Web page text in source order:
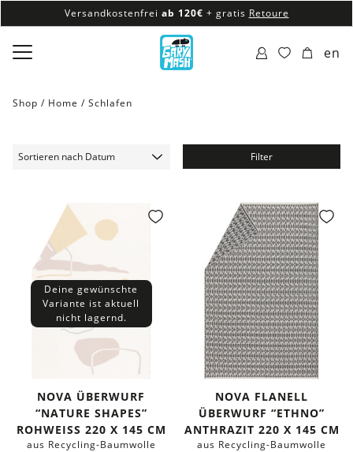
Versandkostenfrei ab 120€ + gratis Retoure
100% veganes & fair produziertes Sortiment
Versandkostenfrei ab 120€
en
Shop / Home / Schlafen
Filter
Deine gewünschte
Variante ist aktuell
nicht lagernd.
NOVA ÜBERWURF
“NATURE SHAPES”
ROHWEISS 220 X 145 CM
aus Recycling-Baumwolle
NOVA FLANELL
ÜBERWURF “ETHNO”
ANTHRAZIT 220 X 145 CM
aus Recycling-Baumwolle